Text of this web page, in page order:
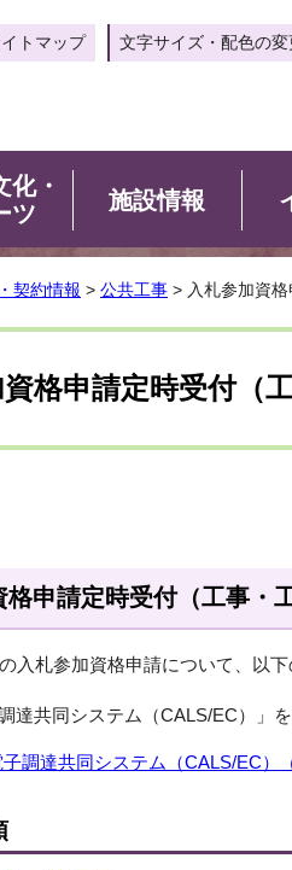
トマップ 文字サイズ・配色の変
化・
ツ
施設情報
契約情報 > 公共工事 > 入札参加資格
格申請定時受付（
格申請定時受付（工事・
入札参加資格申請について、以下
達共同システム（CALS/EC）」
調達共同システム（CALS/EC）